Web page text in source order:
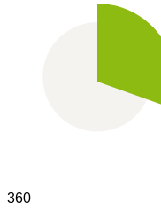
360